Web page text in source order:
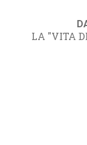
LA "VITA